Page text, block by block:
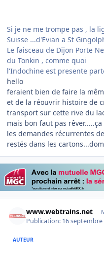
Si je ne me trompe pas , la
Suisse ...d'Evian a St
Le faisceau de Dijon Porte
du Tonkin , comme quoi
l'Indochine est presente
hello
feraient bien de faire la
et de la réouvrir histoire de
transport sur cette rive du
mais bon faut pas
les demandes récurrentes
restés dans les
www.webtrains.net
Publication: 16 septembre
AUTEUR